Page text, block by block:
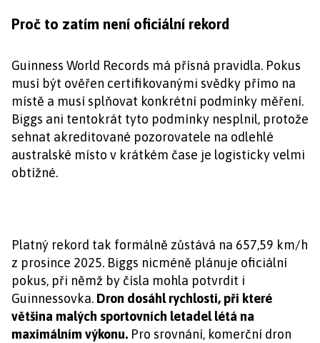
Proč to zatím není oficiální rekord
Guinness World Records má přísná pravidla. Pokus
musí být ověřen certifikovanými svědky přímo na
místě a musí splňovat konkrétní podmínky měření.
Biggs ani tentokrát tyto podmínky nesplnil, protože
sehnat akreditované pozorovatele na odlehlé
australské místo v krátkém čase je logisticky velmi
obtížné.
Platný rekord tak formálně zůstává na 657,59 km/h
z prosince 2025. Biggs nicméně plánuje oficiální
pokus, při němž by čísla mohla potvrdit i
Guinnessovka. Dron dosáhl rychlosti, při které
většina malých sportovních letadel létá na
maximálním výkonu. Pro srovnání, komerční dron